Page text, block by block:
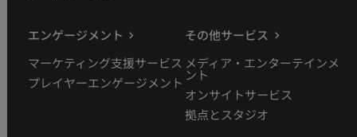
エンゲージメント
マーケティング支援サービス
プレイヤーエンゲージメント
その他サービス
メディア・エンターテインメ
ント
オンサイトサービス
拠点とスタジオ